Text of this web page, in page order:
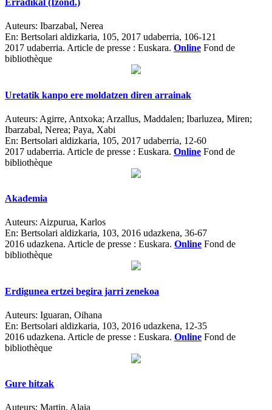
Erradikal (Izond.)
Auteurs: Ibarzabal, Nerea
En: Bertsolari aldizkaria, 105, 2017 udaberria, 106-121
2017 udaberria. Article de presse : Euskara. Online Fond de
bibliothèque
Uretatik kanpo ere moldatzen diren arrainak
Auteurs: Agirre, Antxoka; Arzallus, Maddalen; Ibarluzea, Miren;
Ibarzabal, Nerea; Paya, Xabi
En: Bertsolari aldizkaria, 105, 2017 udaberria, 12-60
2017 udaberria. Article de presse : Euskara. Online Fond de
bibliothèque
Akademia
Auteurs: Aizpurua, Karlos
En: Bertsolari aldizkaria, 103, 2016 udazkena, 36-67
2016 udazkena. Article de presse : Euskara. Online Fond de
bibliothèque
Erdigunea ertzei begira jarri zenekoa
Auteurs: Iguaran, Oihana
En: Bertsolari aldizkaria, 103, 2016 udazkena, 12-35
2016 udazkena. Article de presse : Euskara. Online Fond de
bibliothèque
Gure hitzak
Auteurs: Martin, Alaia